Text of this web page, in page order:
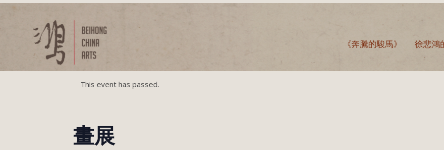
《奔騰的駿馬》 徐悲鴻
This event has passed.
畫展